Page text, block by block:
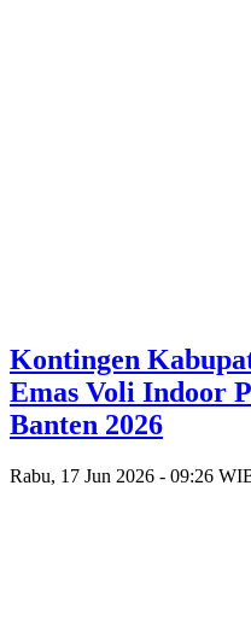
Kontingen
Emas Voli Indoor
Banten 2026
Rabu, 17 Jun 2026 - 09:26